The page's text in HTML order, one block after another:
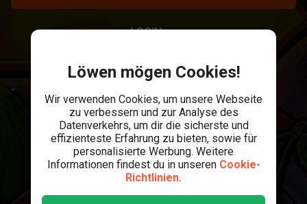
LOGIN
-
Löwen mögen Cookies!
Wir verwenden Cookies, um unsere Webseite
zu verbessern und zur Analyse des
Datenverkehrs, um dir die sicherste und
effizienteste Erfahrung zu bieten, sowie für
personalisierte Werbung. Weitere
Informationen findest du in unseren Cookie-
Richtlinien.